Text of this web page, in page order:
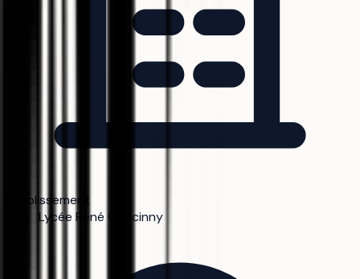
Établissement
Lycée René Goscinny